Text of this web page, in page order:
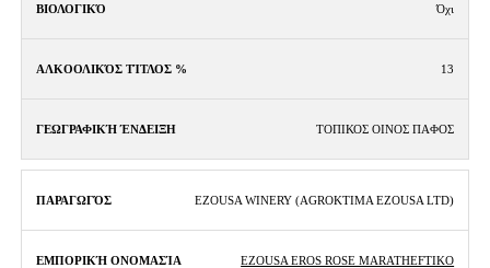
Όχι
13
ΤΟΠΙΚΟΣ ΟΙΝΟΣ ΠΑΦΟΣ
EZOUSA WINERY (AGROKTIMA EZOUSA LTD)
EZOUSA EROS ROSE MARATHEFTIKO